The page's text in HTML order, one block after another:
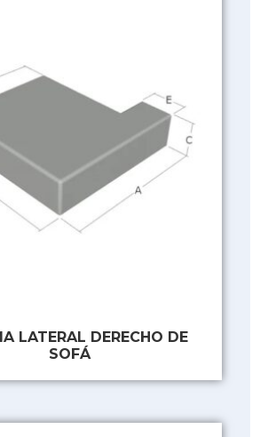
LATERAL DERECHO DE
SOFÁ